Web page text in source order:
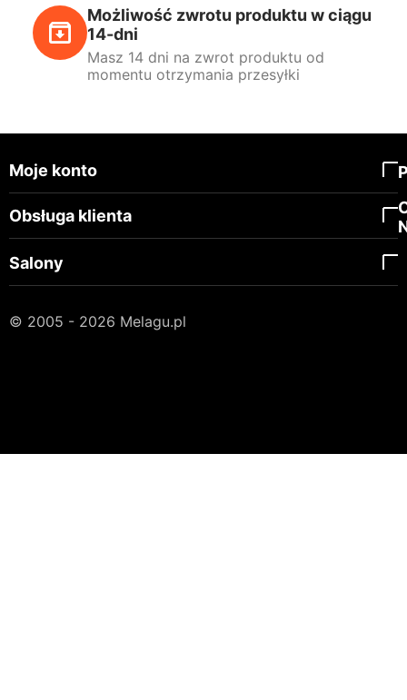
Możliwość zwrotu produktu w ciągu
14-dni
Masz 14 dni na zwrot produktu od
momentu otrzymania przesyłki
Moje konto
Obsługa klienta
Salony
© 2005 - 2026 Melagu.pl